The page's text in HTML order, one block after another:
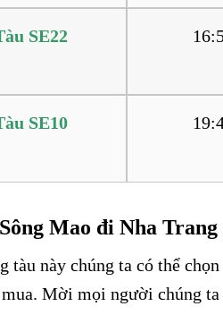
SE22
SE10
Mao đi Nha Trang
tàu này chúng ta có thể
Mời mọi người chúng